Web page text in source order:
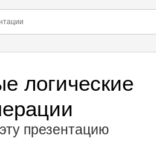
логические
презентацию